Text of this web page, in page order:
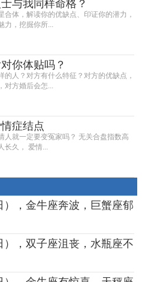
与我同样命格？
合体，解读你的优缺点、印证你的潜力，
，挖掘你所...
你体贴吗？
的人？对方有什么特征？对方的优缺点，
对方婚后会怎...
症结点
人就一定要变冤家吗？ 无关合盘指数高
久， 爱情...
，金牛座奔波，巨蟹座郁
，双子座沮丧，水瓶座不